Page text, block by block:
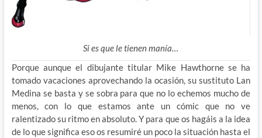
Si es que le tienen manía…
Porque aunque el dibujante titular Mike Hawthorne se ha
tomado vacaciones aprovechando la ocasión, su sustituto Lan
Medina se basta y se sobra para que no lo echemos mucho de
menos, con lo que estamos ante un cómic que no ve
ralentizado su ritmo en absoluto. Y para que os hagáis a la idea
de lo que significa eso os resumiré un poco la situación hasta el